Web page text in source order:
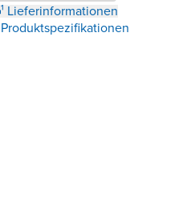
¹ Lieferinformationen
Produktspezifikationen